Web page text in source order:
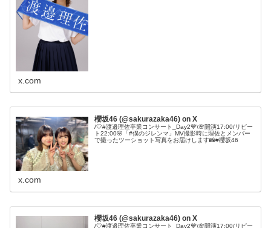
x.com
櫻坂46 (@sakurazaka46) on X
/🤍#渡邉理佐卒業コンサート_Day2💙\🌸開演17:00/リピー
ト22:00🌸「#僕のジレンマ」MV撮影時に理佐とメンバー
で撮ったツーショット写真をお届けします📸#櫻坂46
x.com
櫻坂46 (@sakurazaka46) on X
/🤍#渡邉理佐卒業コンサート_Day2💙\🌸開演17:00/リピー